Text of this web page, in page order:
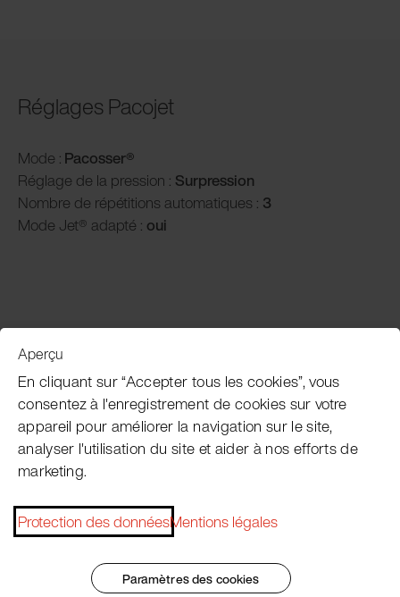
Réglages Pacojet
Mode : Pacosser®
Réglage de la pression : Surpression
Nombre de répétitions automatiques : 3
Mode Jet® adapté : oui
Service clientèle
Subscribe Pacojet Newsletter
Would you like to be regularly updated on news, event
Aperçu
En cliquant sur “Accepter tous les cookies”, vous
consentez à l'enregistrement de cookies sur votre
appareil pour améliorer la navigation sur le site,
analyser l'utilisation du site et aider à nos efforts de
marketing.
Protection des donnéesMentions légales
Paramètres des cookies